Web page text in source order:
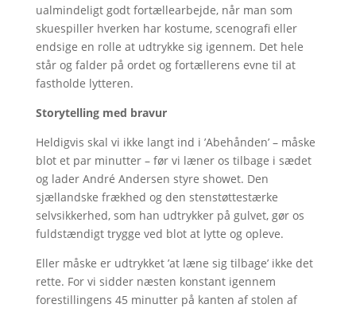
ualmindeligt godt fortællearbejde, når man som
skuespiller hverken har kostume, scenografi eller
endsige en rolle at udtrykke sig igennem. Det hele
står og falder på ordet og fortællerens evne til at
fastholde lytteren.
Storytelling med bravur
Heldigvis skal vi ikke langt ind i ’Abehånden’ – måske
blot et par minutter – før vi læner os tilbage i sædet
og lader André Andersen styre showet. Den
sjællandske frækhed og den stenstøttestærke
selvsikkerhed, som han udtrykker på gulvet, gør os
fuldstændigt trygge ved blot at lytte og opleve.
Eller måske er udtrykket ’at læne sig tilbage’ ikke det
rette. For vi sidder næsten konstant igennem
forestillingens 45 minutter på kanten af stolen af